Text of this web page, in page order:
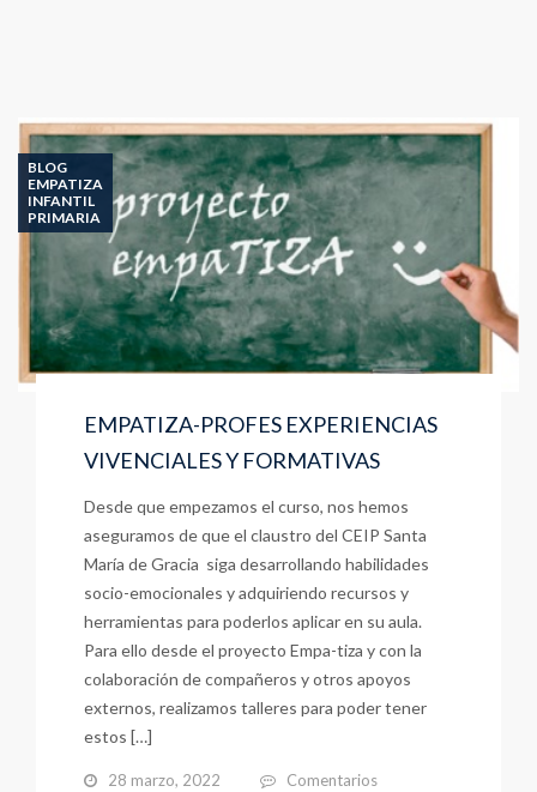
BLOG
EMPATIZA
INFANTIL
PRIMARIA
EMPATIZA-PROFES EXPERIENCIAS
VIVENCIALES Y FORMATIVAS
Desde que empezamos el curso, nos hemos
aseguramos de que el claustro del CEIP Santa
María de Gracia siga desarrollando habilidades
socio-emocionales y adquiriendo recursos y
herramientas para poderlos aplicar en su aula.
Para ello desde el proyecto Empa-tiza y con la
colaboración de compañeros y otros apoyos
externos, realizamos talleres para poder tener
estos […]
28 marzo, 2022
Comentarios